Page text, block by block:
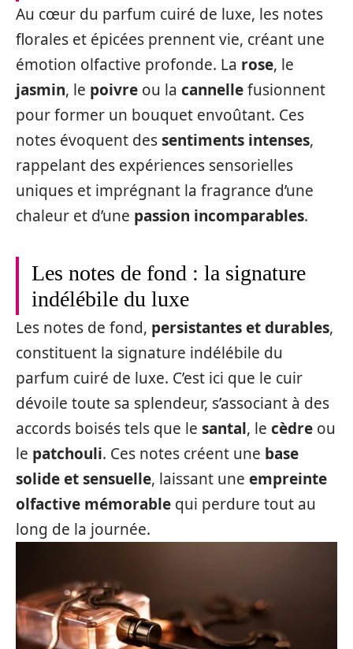
Au cœur du parfum cuiré de luxe, les notes
florales et épicées prennent vie, créant une
émotion olfactive profonde. La rose, le
jasmin, le poivre ou la cannellefusionnent
pour former un bouquet envoûtant. Ces
notes évoquent dessentiments intenses,
rappelant des expériences sensorielles
uniques et imprégnant la fragrance d’une
chaleur et d’une passion incomparables.
Les notes de fond : la signature
indélébile du luxe
Les notes de fond, persistantes et durables,
constituent la signature indélébile du
parfum cuiré de luxe. C’est ici que le cuir
dévoile toute sa splendeur, s’associant à des
accords boisés tels que le santal, le cèdre ou
le patchouli. Ces notes créent une base
solide et sensuelle, laissant une empreinte
olfactive mémorable qui perdure tout au
long de la journée.